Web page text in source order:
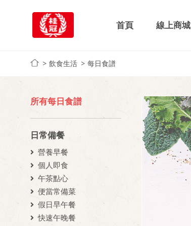
首頁 線上商城
飲食生活 每日食譜
所有每日食譜
日常備餐
營養早餐
個人即食
午茶點心
便當常備菜
假日早午餐
快速午晚餐